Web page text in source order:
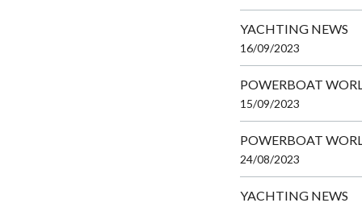
YACHTING NEWS
16/09/2023
POWERBOAT
15/09/2023
POWERBOAT
24/08/2023
YACHTING NEWS